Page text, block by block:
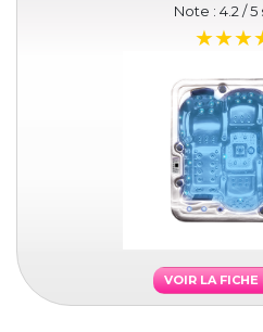
Note : 4.2 / 5
VOIR LA